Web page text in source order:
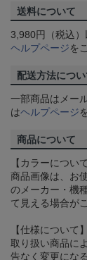
送料について
3,980円（税込
ヘルプページを
配送方法につい
一部商品はメー
はヘルプページ
商品について
【カラーについて
商品画像は、お
のメーカー・機
て見える場合が
【仕様について】
取り扱い商品に
告なく変更にな